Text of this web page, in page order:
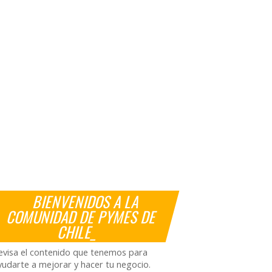
BIENVENIDOS A LA
COMUNIDAD DE PYMES DE
CHILE_
el contenido que tenemos para
a mejorar y hacer tu negocio.